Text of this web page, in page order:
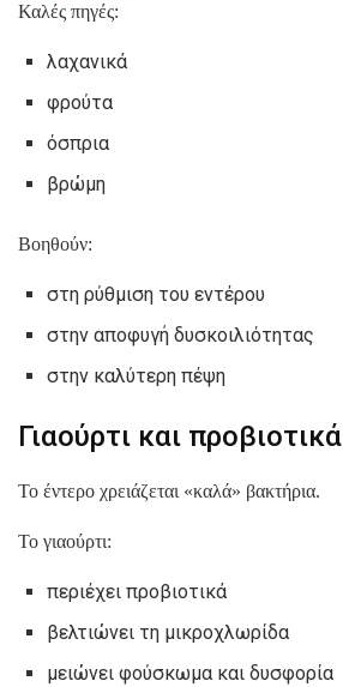
Καλές πηγές:
λαχανικά
φρούτα
όσπρια
βρώμη
Βοηθούν:
στη ρύθμιση του εντέρου
στην αποφυγή δυσκοιλιότητας
στην καλύτερη πέψη
Γιαούρτι και προβιοτικά
Το έντερο χρειάζεται «καλά» βακτήρια.
Το γιαούρτι:
περιέχει προβιοτικά
βελτιώνει τη μικροχλωρίδα
μειώνει φούσκωμα και δυσφορία